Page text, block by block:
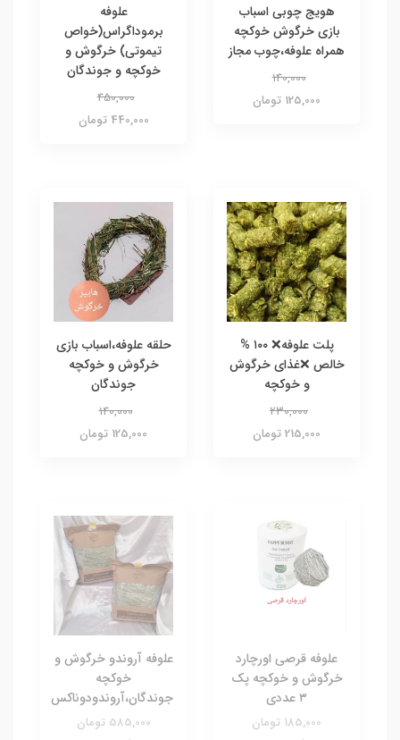
هویج چوبی اسباب
بازی خرگوش خوکچه
همراه علوفه،چوب مجاز
140,000
125,000 تومان
علوفه
برموداگراس(خواص
تیموتی) خرگوش و
خوکچه و جوندگان
450,000
440,000 تومان
پلت علوفه❌ ۱۰۰ %
خالص ❌غذای خرگوش
و خوکچه
230,000
215,000 تومان
حلقه علوفه،اسباب بازی
خرگوش و خوکچه
جوندگان
140,000
125,000 تومان
علوفه قرصی اورچارد
خرگوش و خوکچه پک
۳ عددی
185,000 تومان
علوفه آروندو خرگوش و
خوکچه
جوندگان،آروندودوناکس
585,000 تومان